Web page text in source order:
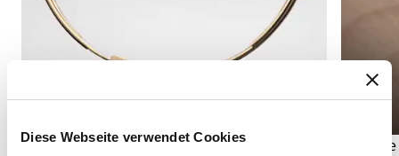
Diese Webseite verwendet Cookies
Minutenrepetition
Anglage